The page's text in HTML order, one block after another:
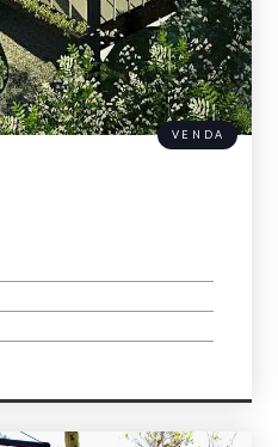
VENDA